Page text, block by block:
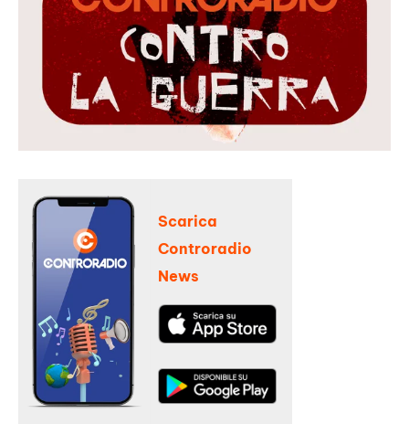
Scarica
Controradio
News